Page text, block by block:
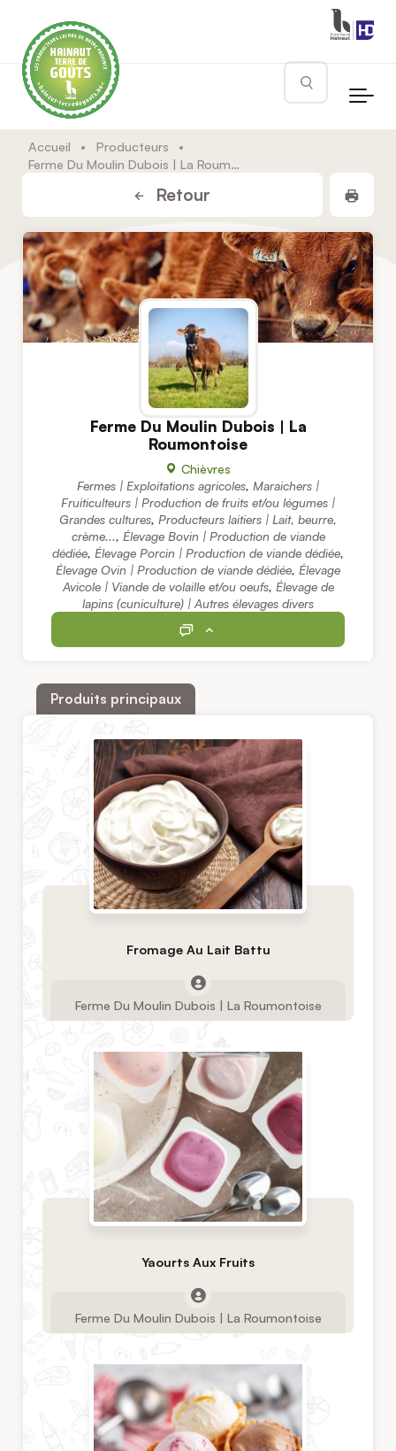
Rechercher
Accueil • Producteurs
•
Ferme Du Moulin Dubois | La Roumontoise
Retour
Ferme Du Moulin Dubois | La
Roumontoise
Chièvres
Fermes | Exploitations agricoles, Maraichers |
Fruiticulteurs | Production de fruits et/ou légumes |
Grandes cultures, Producteurs laitiers | Lait, beurre,
crème..., Élevage Bovin | Production de viande
dédiée, Élevage Porcin | Production de viande dédiée,
Élevage Ovin | Production de viande dédiée, Élevage
Avicole | Viande de volaille et/ou oeufs, Élevage de
lapins (cuniculture) | Autres élevages divers
Produits principaux
Fromage Au Lait Battu
Ferme Du Moulin Dubois | La Roumontoise
Yaourts Aux Fruits
Ferme Du Moulin Dubois | La Roumontoise